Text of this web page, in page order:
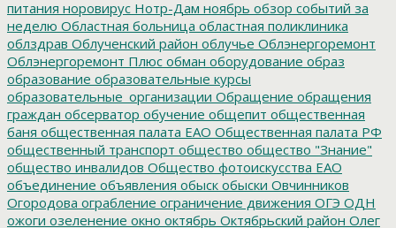
питания норовирус Нотр-Дам ноябрь обзор событий за
неделю Областная больница областная поликлиника
облздрав Облученский район облучье Облэнергоремонт
Облэнергоремонт Плюс обман оборудование образ
образование образовательные курсы
образовательные_организации Обращение обращения
граждан обсерватор обучение общепит общественная
баня общественная палата ЕАО Общественная палата РФ
общественный транспорт общество общество "Знание"
общество инвалидов Общество фотоискусства ЕАО
объединение объявления обыск обыски Овчинников
Огородова ограбление ограничение движения ОГЭ ОДН
ожоги озеленение окно октябрь Октябрьский район Олег